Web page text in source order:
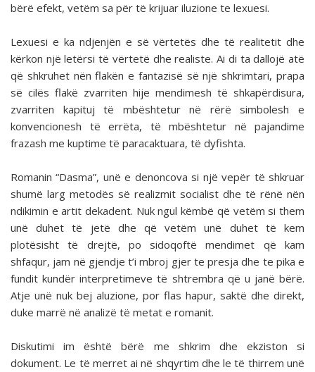
bërë efekt, vetëm sa për të krijuar iluzione te lexuesi.
Lexuesi e ka ndjenjën e së vërtetës dhe të realitetit dhe
kërkon një letërsi të vërtetë dhe realiste. Ai di ta dallojë atë
që shkruhet nën flakën e fantazisë së një shkrimtari, prapa
së cilës flakë zvarriten hije mendimesh të shkapërdisura,
zvarriten kapituj të mbështetur në rërë simbolesh e
konvencionesh të errëta, të mbështetur në pajandime
frazash me kuptime të paracaktuara, të dyfishta.
Romanin “Dasma”, unë e denoncova si një vepër të shkruar
shumë larg metodës së realizmit socialist dhe të rënë nën
ndikimin e artit dekadent. Nuk ngul këmbë që vetëm si them
unë duhet të jetë dhe që vetëm unë duhet të kem
plotësisht të drejtë, po sidoqoftë mendimet që kam
shfaqur, jam në gjendje t’i mbroj gjer te presja dhe te pika e
fundit kundër interpretimeve të shtrembra që u janë bërë.
Atje unë nuk bej aluzione, por flas hapur, saktë dhe direkt,
duke marrë në analizë të metat e romanit.
Diskutimi im është bërë me shkrim dhe ekziston si
dokument. Le të merret ai në shqyrtim dhe le të thirrem unë